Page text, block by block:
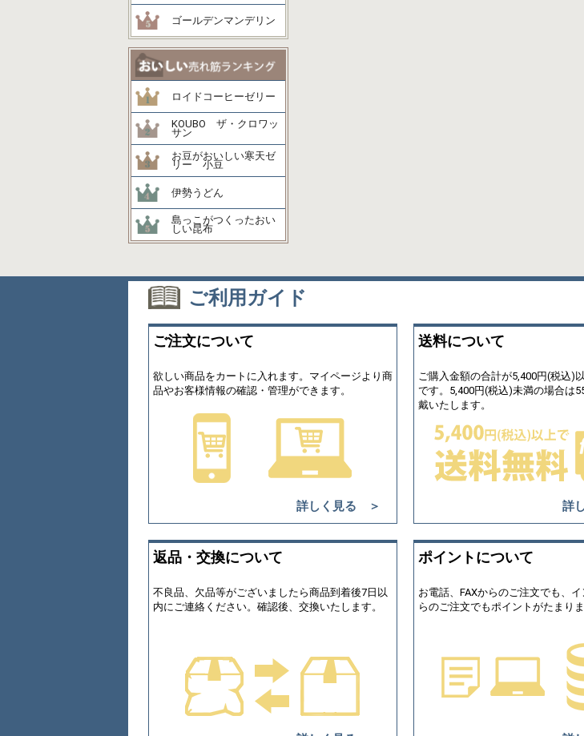
ゴールデンマンデリン
ロイドコーヒーゼリー
KOUBO ザ・クロワッ
サン
お豆がおいしい寒天ゼ
リー 小豆
伊勢うどん
島っこがつくったおい
しい昆布
ご利用ガイド
ご注文について
欲しい商品をカートに入れます。マイページより商
品やお客様情報の確認・管理ができます。
詳しく見る ＞
送料について
ご購入金額の合計が5,400円(税込)
です。5,400円(税込)未満の場合は
戴いたします。
詳
返品・交換について
不良品、欠品等がございましたら商品到着後7日以
内にご連絡ください。確認後、交換いたします。
ポイントについて
お電話、FAXからのご注文でも、
らのご注文でもポイントがたまりま